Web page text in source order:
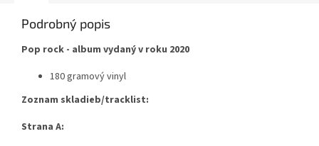
Podrobný popis
Pop rock - album vydaný v roku 2020
180 gramový vinyl
Zoznam skladieb/tracklist:
Strana A: